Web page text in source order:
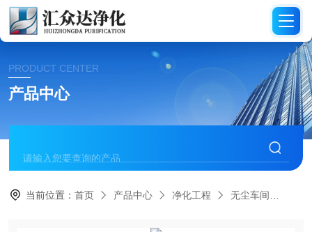
PRODUCT CENTER
产品中心
当前位置：首页 产品中心 净化工程 无尘车间